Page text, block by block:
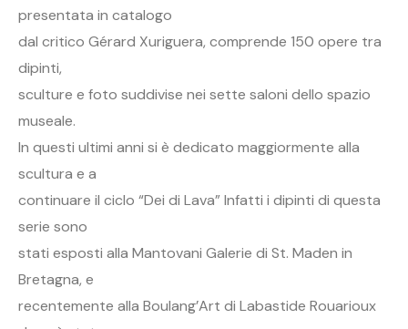
presentata in catalogo
dal critico Gérard Xuriguera, comprende 150 opere tra
dipinti,
sculture e foto suddivise nei sette saloni dello spazio
museale.
In questi ultimi anni si è dedicato maggiormente alla
scultura e a
continuare il ciclo “Dei di Lava” Infatti i dipinti di questa
serie sono
stati esposti alla Mantovani Galerie di St. Maden in
Bretagna, e
recentemente alla Boulang’Art di Labastide Rouarioux